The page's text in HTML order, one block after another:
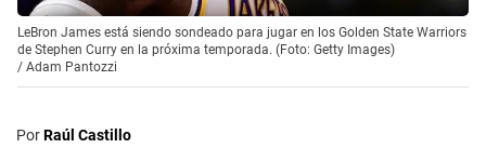
LeBron James está siendo sondeado para jugar en los Golden State Warriors
de Stephen Curry en la próxima temporada. (Foto: Getty Images)
/ Adam Pantozzi
PorRaúl Castillo